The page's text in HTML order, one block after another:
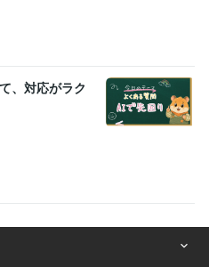
年2月
、対応がラク